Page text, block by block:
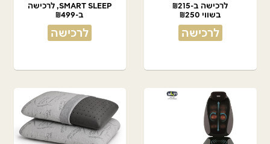
לרכישה ב-₪215
בשווי ₪250
לרכישה
SMART SLEEP, לרכישה
ב-₪499
במקום ₪900
לרכישה